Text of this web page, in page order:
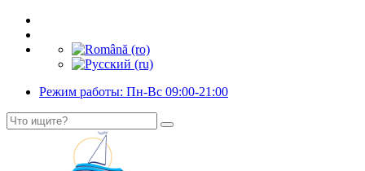
Режим работы: Пн-Вс 09:00-21:00